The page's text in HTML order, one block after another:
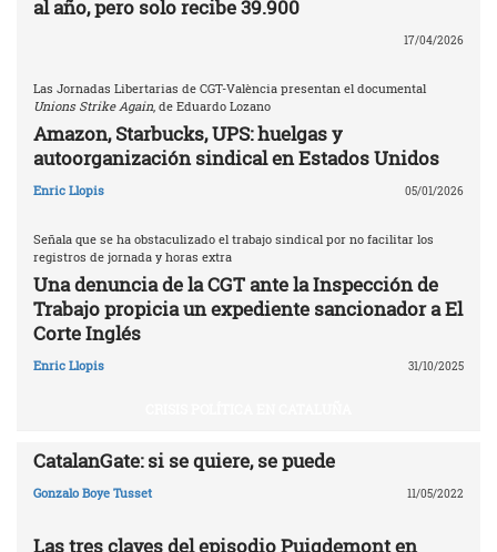
al año, pero solo recibe 39.900
17/04/2026
Las Jornadas Libertarias de CGT-València presentan el documental
Unions Strike Again , de Eduardo Lozano
Amazon, Starbucks, UPS: huelgas y
autoorganización sindical en Estados Unidos
Enric Llopis 05/01/2026
Señala que se ha obstaculizado el trabajo sindical por no facilitar los
registros de jornada y horas extra
Una denuncia de la CGT ante la Inspección de
Trabajo propicia un expediente sancionador a El
Corte Inglés
Enric Llopis 31/10/2025
CatalanGate: si se quiere, se puede
Gonzalo Boye Tusset 11/05/2022
Las tres claves del episodio Puigdemont en